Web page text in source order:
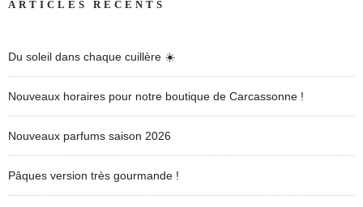
ARTICLES RÉCENTS
Du soleil dans chaque cuillère ☀️
Nouveaux horaires pour notre boutique de Carcassonne !
Nouveaux parfums saison 2026
Pâques version très gourmande !